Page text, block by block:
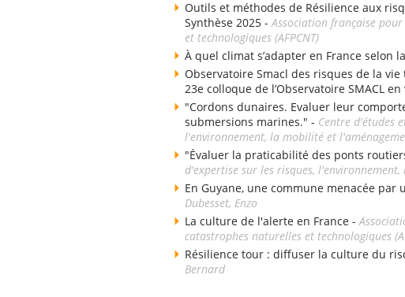
Outils et méthodes de Résilience aux
Synthèse 2025 -Association française
et technologiques (AFPCNT)
À quel climat s’adapter en France selon la
Observatoire Smacl des risques de la
23e colloque de l’Observatoire SMACL
"Cordons dunaires. Evaluer leur
submersions marines." - Centre d'études
l'environnement, la mobilité et
"Évaluer la praticabilité des ponts
d'expertise sur les risques,
En Guyane, une commune menacée
Dubesset, Enzo
La culture de l'alerte en France -
catastrophes naturelles et technologiques
Résilience tour : diffuser la culture du
Bernard